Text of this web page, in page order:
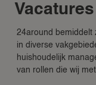
24around bemiddelt
in diverse
huishoudelijk
van rollen die wij